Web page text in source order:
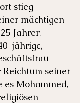
stieg
mächtigen
Jahren
jährige,
Reichtum seiner
es Mohammed,